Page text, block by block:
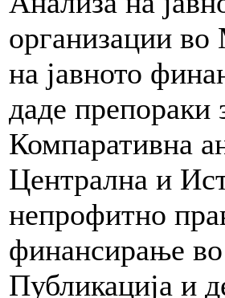
организации во
на јавното
даде препораки
Компаративна
Централна и
непрофитно
финансирање
Публикација и